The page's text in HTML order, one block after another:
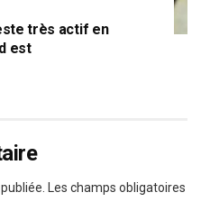
très actif en
est
Les champs obligatoires